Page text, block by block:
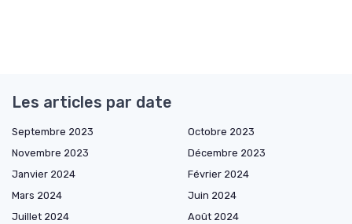
Les articles par date
Septembre 2023
Octobre 2023
Novembre 2023
Décembre 2023
Janvier 2024
Février 2024
Mars 2024
Juin 2024
Juillet 2024
Août 2024